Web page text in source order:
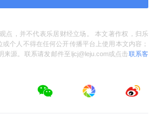
；2022年6月至今，任珠
限公司总经理
点，并不代表乐居财经立场。 本文著作权，归乐
个人不得在任何公开传播平台上使用本文内容；
源。联系请发邮件至ljcj@leju.com或点击联系客